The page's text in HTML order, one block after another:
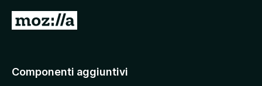
V
a
Componenti aggiuntivi